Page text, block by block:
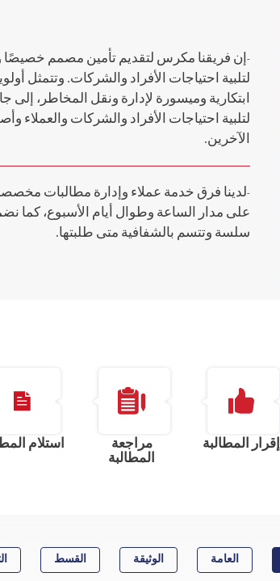
-إن فريقنا مكرس لتقديم تأمين مصمم خصيصًا
لتلبية احتياجات الأفراد والشركات. وتتمثل
ابتكارية وميسورة لإدارة ونقل المخاطر، إلى
لتلبية احتياجات الأفراد والشركات والعملاء
الآخرين.
-لدينا فرق خدمة عملاء وإدارة مطالبات
على مدار الساعة وطوال أيام الأسبوع، كما
سلسة وتتسم بالشفافية متى طلبتها.
إقرار المطالبة
مراجعة
المطالبة
استلام
العامة الوثيقة القسط